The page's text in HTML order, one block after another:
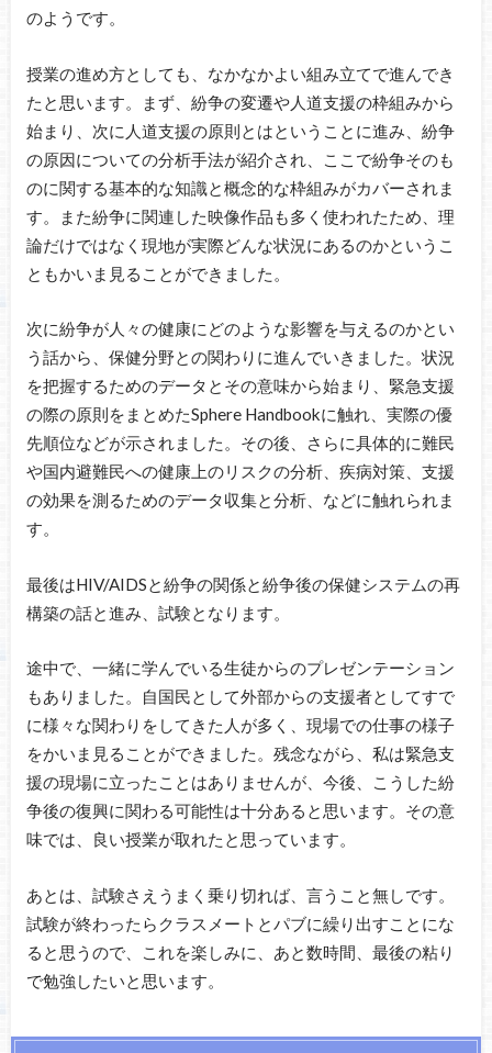
のようです。
授業の進め方としても、なかなかよい組み立てで進んでき
たと思います。まず、紛争の変遷や人道支援の枠組みから
始まり、次に人道支援の原則とはということに進み、紛争
の原因についての分析手法が紹介され、ここで紛争そのも
のに関する基本的な知識と概念的な枠組みがカバーされま
す。また紛争に関連した映像作品も多く使われたため、理
論だけではなく現地が実際どんな状況にあるのかというこ
ともかいま見ることができました。
次に紛争が人々の健康にどのような影響を与えるのかとい
う話から、保健分野との関わりに進んでいきました。状況
を把握するためのデータとその意味から始まり、緊急支援
の際の原則をまとめたSphere Handbookに触れ、実際の優
先順位などが示されました。その後、さらに具体的に難民
や国内避難民への健康上のリスクの分析、疾病対策、支援
の効果を測るためのデータ収集と分析、などに触れられま
す。
最後はHIV/AIDSと紛争の関係と紛争後の保健システムの再
構築の話と進み、試験となります。
途中で、一緒に学んでいる生徒からのプレゼンテーション
もありました。自国民として外部からの支援者としてすで
に様々な関わりをしてきた人が多く、現場での仕事の様子
をかいま見ることができました。残念ながら、私は緊急支
援の現場に立ったことはありませんが、今後、こうした紛
争後の復興に関わる可能性は十分あると思います。その意
味では、良い授業が取れたと思っています。
あとは、試験さえうまく乗り切れば、言うこと無しです。
試験が終わったらクラスメートとパブに繰り出すことにな
ると思うので、これを楽しみに、あと数時間、最後の粘り
で勉強したいと思います。